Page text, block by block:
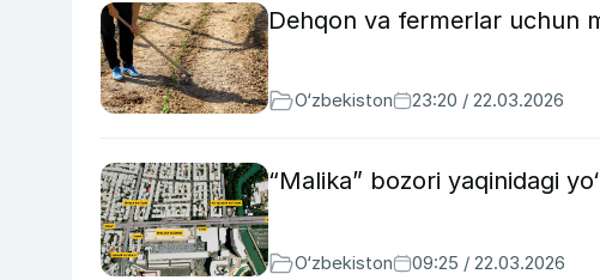
Dehqon va fermerlar uchun
O‘zbekiston 23:20 / 22.03.2026
“Malika” bozori yaqinidagi
O‘zbekiston 09:25 / 22.03.2026